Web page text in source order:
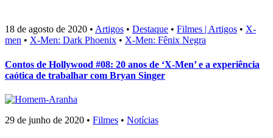
18 de agosto de 2020 • Artigos • Destaque • Filmes | Artigos • X-
men • X-Men: Dark Phoenix • X-Men: Fênix Negra
Contos de Hollywood #08: 20 anos de ‘X-Men’ e a experiência
caótica de trabalhar com Bryan Singer
29 de junho de 2020 • Filmes • Notícias